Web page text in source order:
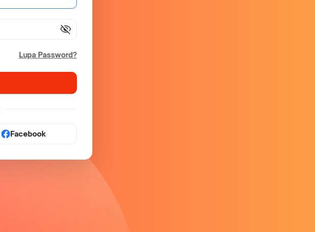
visibility_off
Lupa Password?
Facebook